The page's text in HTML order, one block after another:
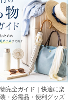
完全ガイド｜快適に楽
・必需品・便利グッズ